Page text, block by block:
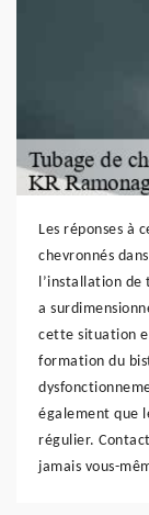
Les réponses à
chevronnés
l’installation de
a
cette situation
formation du
également que
régulier.
jamais vous-